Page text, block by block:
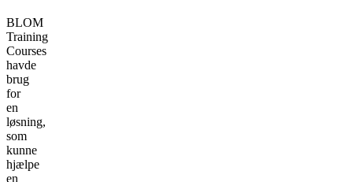
BLOM
Training
Courses
havde
brug
for
en
løsning,
som
kunne
hjælpe
en